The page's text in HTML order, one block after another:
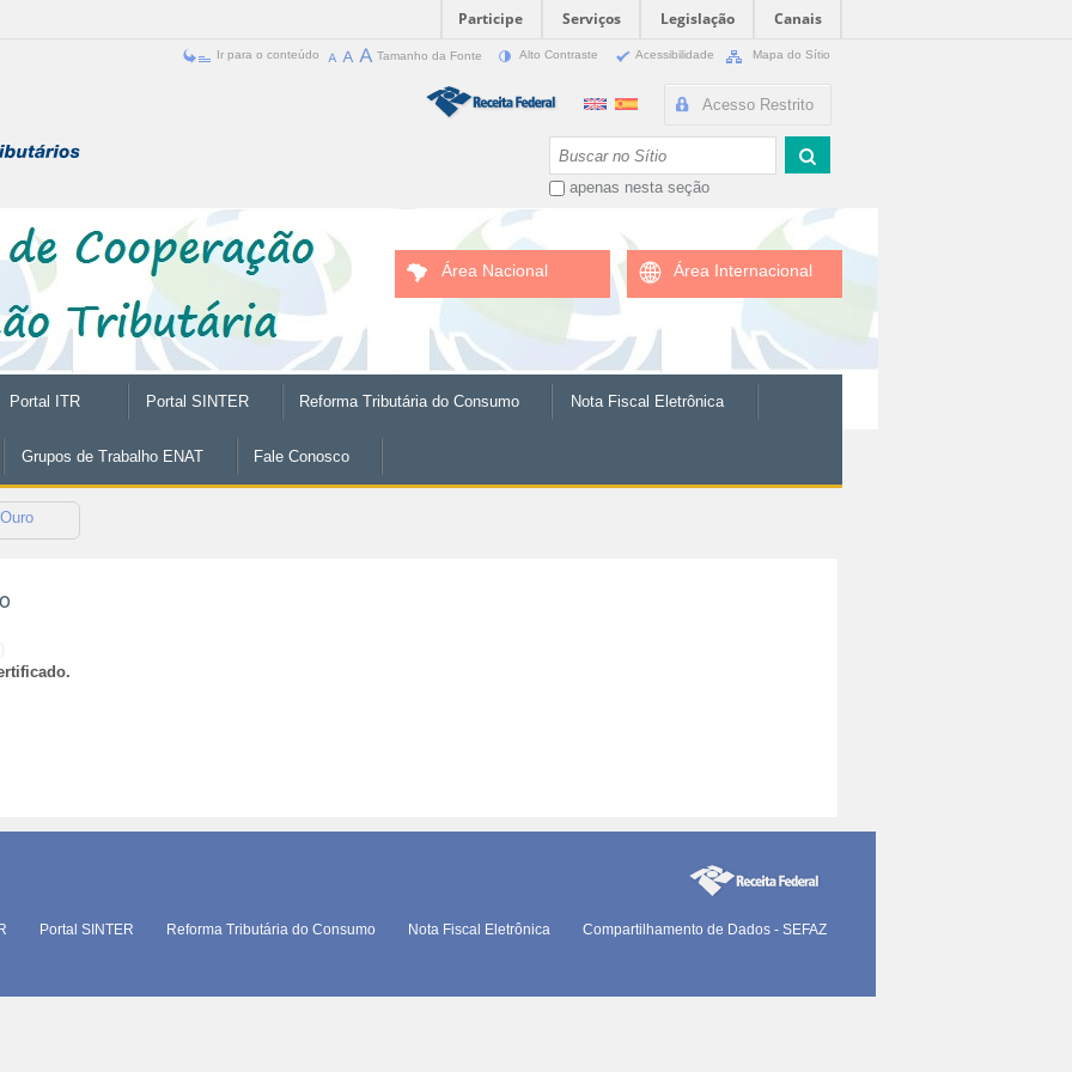
Participe Serviços Legislação
Canais
Ir para o conteúdo Tamanho da Fonte Alto Contraste Acessibilidade Mapa do Sítio
Acesso Restrito
apenas nesta seção
Área Nacional Área Internacional
Portal ITR Portal SINTER Reforma Tributária do Consumo Nota Fiscal Eletrônica
Grupos de Trabalho ENAT Fale Conosco
Portal SINTER Reforma Tributária do Consumo Nota Fiscal Eletrônica
Compartilhamento de Dados - SEFAZ